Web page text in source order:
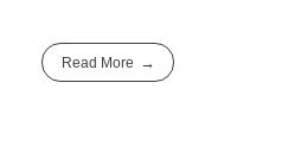
Read More